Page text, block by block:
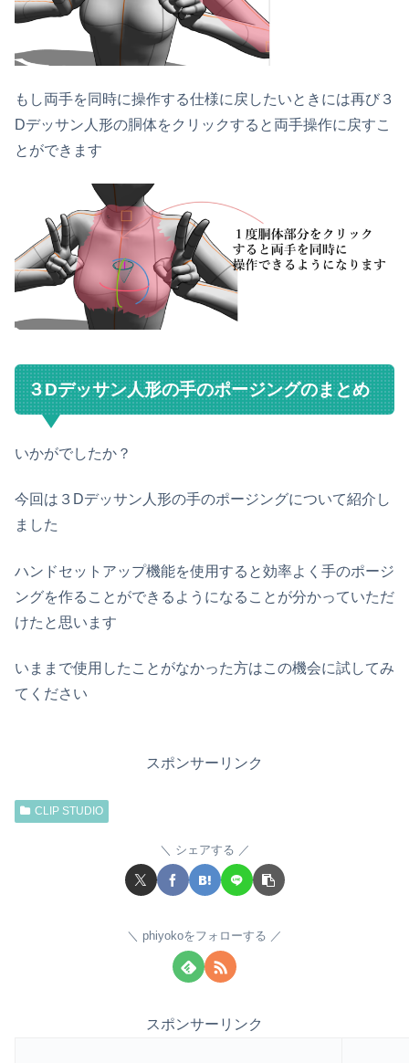
もし両手を同時に操作する仕様に戻したいときには再び３
Dデッサン人形の胴体をクリックすると両手操作に戻すこ
とができます
３Dデッサン人形の手のポージングのまとめ
いかがでしたか？
今回は３Dデッサン人形の手のポージングについて紹介し
ました
ハンドセットアップ機能を使用すると効率よく手のポージ
ングを作ることができるようになることが分かっていただ
けたと思います
いままで使用したことがなかった方はこの機会に試してみ
てください
スポンサーリンク
CLIP STUDIO
シェアする
phiyokoをフォローする
スポンサーリンク